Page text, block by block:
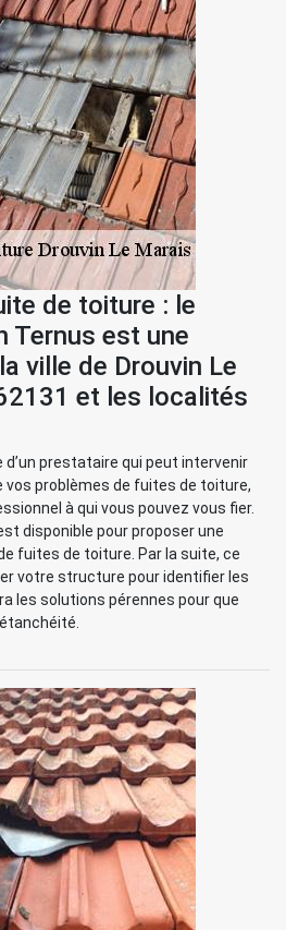
de toiture : le
Ternus est une
ville de Drouvin Le
et les localités
d’un prestataire qui peut intervenir
vos problèmes de fuites de toiture,
à qui vous pouvez vous fier.
disponible pour proposer une
fuites de toiture. Par la suite, ce
votre structure pour identifier les
les solutions pérennes pour que